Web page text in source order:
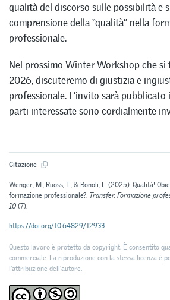
qualità del discorso sulle possibilità e
comprensione della “qualità” nella
professionale.
Nel prossimo Winter Workshop che si
2026, discuteremo di giustizia e
professionale. L’invito sarà
parti interessate sono cordialmente
Citazione
Wenger, M., Ruoss, T., & Bonoli, L. (2025). Qualità!
formazione professionale?. Transfer. Formazione
10(7).
https://doi.org/10.64829/12933
Questo lavoro è protetto da copyright. È consentito
commerciale. La riproduzione con la stessa licenza è
l'attribuzione dell’autore.